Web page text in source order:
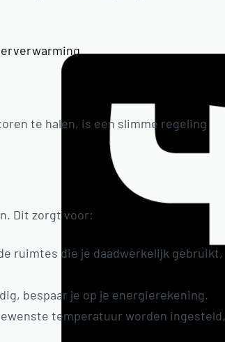
te halen, is een slimme regeling
Dit zorgt voor:
ruimtes die je daadwerkelijk gebruikt,
bespaar je op je energierekening.
temperatuur worden ingesteld,